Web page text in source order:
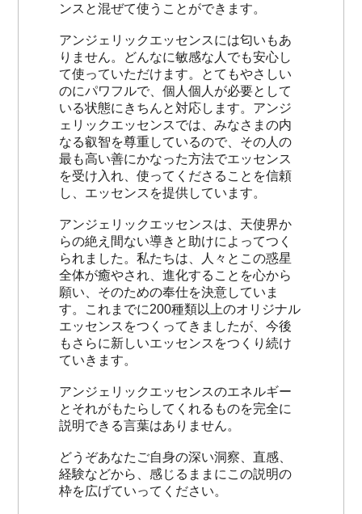
ンスと混ぜて使うことができます。
アンジェリックエッセンスには匂いもあ
りません。どんなに敏感な人でも安心し
て使っていただけます。とてもやさしい
のにパワフルで、個人個人が必要として
いる状態にきちんと対応します。アンジ
ェリックエッセンスでは、みなさまの内
なる叡智を尊重しているので、その人の
最も高い善にかなった方法でエッセンス
を受け入れ、使ってくださることを信頼
し、エッセンスを提供しています。
アンジェリックエッセンスは、天使界か
らの絶え間ない導きと助けによってつく
られました。私たちは、人々とこの惑星
全体が癒やされ、進化することを心から
願い、そのための奉仕を決意していま
す。これまでに200種類以上のオリジナル
エッセンスをつくってきましたが、今後
もさらに新しいエッセンスをつくり続け
ていきます。
アンジェリックエッセンスのエネルギー
とそれがもたらしてくれるものを完全に
説明できる言葉はありません。
どうぞあなたご自身の深い洞察、直感、
経験などから、感じるままにこの説明の
枠を広げていってください。